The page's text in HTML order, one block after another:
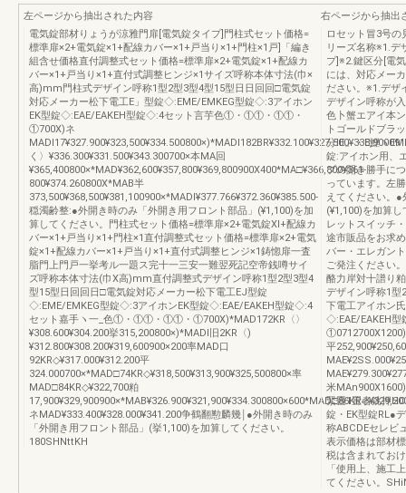
左ページから抽出された内容
電気錠部材りょうが涼雅門扉[電気錠タイプ]門柱式セット価格=
標準扉×2+電気錠×1+配線カバー×1+戸当り×1+門柱×1戸]「編き
組含せ価格直付調整式セット価格=標準扉×2+電気錠×1+配線カ
バー×1+戸当り×1+直付式調整ヒンジ×1サイズ呼称本体寸法(巾×
高)mm門柱式デザイン呼称1型2型3型4型15型日日回回□電気錠
対応メーカー松下電工E」型錠◇:EME/EMKEG型錠◇:3アイホン
EK型錠◇:EAE/EAKEH型錠◇:4セット言芋色①・①①・①①・
①700X)ネ
く〉¥336.300¥331.500¥343.300700×本MA回
¥365,400800×*MAD¥362,600¥357,800¥369,800900X400*MA□¥366,800¥361‐
800¥374.260800X*MAB半
373,500¥368,500¥381,100900×*MADI¥377.766¥372.360¥385.500‐
穏濁齢整:●外開き時のみ「外開き用フロント部品」(¥1,100)を加
算してください。門柱式セット価格=標準扉×2+電気錠Xl+配線カ
バー×1+戸当り×1+門柱×1直付調整式セット価格=標準扉×2+電気
錠×1+配線カバー×1+戸当り×1+直付式調整ヒンジ×1鋳惚扉一査
脂門上門戸一挙考ル一題ス完十一三安一難翌死記空帝銭噂サイ
ズ呼称本体寸法(巾X高)mm直付調整式デザイン呼称1型2型3型4
型15型日回回日□電気錠対応メーカー松下電工EJ型錠
◇:EME/EMKEG型錠◇:3アイホンEK型錠◇:EAE/EAKEH型錠◇:4
セット嘉手ヽ一_色①・①①・①①・①700X)*MAD172KR〈〉
¥308.600¥304.200挙315,200800×)*MADI旧2KR〈)
¥312.800¥308.200¥319,600900×200率MAD口
92KR◇¥317.000¥312.200平
324.000700×*MAD□74KR◇¥318,500¥313,900¥325,500800×率
MAD□84KR◇¥322,700粕
ネMAD¥333.400¥328.000¥341.200争鶴翻懃麟幾￨●外開き時のみ
「外開き用フロント部品」(挙1,100)を加算してください。
180SHNttKH
右ページから抽出
ロセット冒3号の
リーズ名称※1.デ
プ]※2.鍵区分[電
には、対応メー
ださい。※1.デザ
デザイン呼称が
色卜蟹エアイ本
トゴールドブラ
分IE」・E鯉ヽ
錠:アイホン用、
プの開き勝手に
っています。左
えてください。
(¥1,100)を加算
レットスイッチ
途市販品をお求
バー・エレガン
ご発注ください
酪力岸対十譜り
デザイン呼称1型
下電工アイホン
◇:EAE/EAKEH
平
米
緊畳1置者銚押
錠・EK型錠RL●
称ABCDEセレビ
表示価格は部材
税は含まれてお
「使用上、施工
てください。